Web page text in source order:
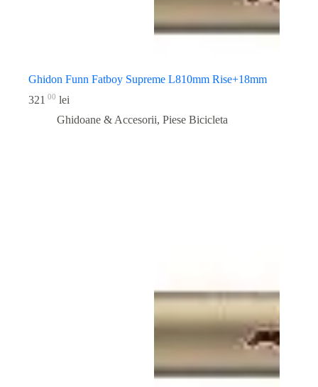
Ghidon Funn Fatboy Supreme L810mm Rise+18mm
321 00 lei
Ghidoane & Accesorii, Piese Bicicleta